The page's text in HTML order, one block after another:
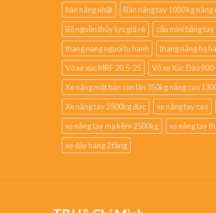
bàn nâng nhật Bàn nâng tay 1000 kg nâng
Bộ nguồn thủy lực giá rẻ
cẩu mini bằng
thang nang nguoi tu hanh
thang nâng hạ
Vỏ xe xúc MRF 20.5-25
Vỏ xe Xúc Đào
Xe nâng mặt bàn con lăn 350kg nâng cao
Xe nâng tay 2500kg đức
xe nâng tay cao
xe nâng tay mạ kẽm 2500kg
xe nâng tay
xe đẩy hàng 2 tầng